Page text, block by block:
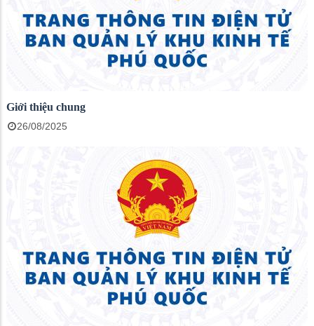
Giới thiệu chung
26/08/2025